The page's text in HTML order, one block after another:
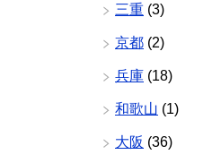
三重 (3)
京都 (2)
兵庫 (18)
和歌山 (1)
大阪 (36)